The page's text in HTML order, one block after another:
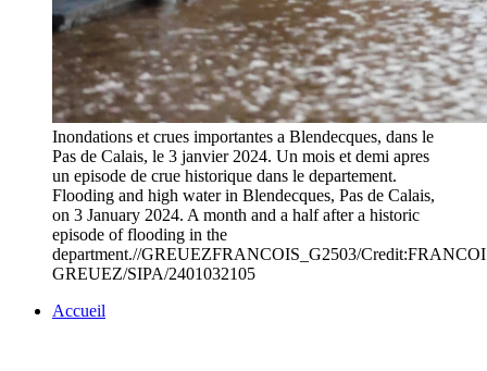
Inondations et crues importantes a Blendecques, dans le
Pas de Calais, le 3 janvier 2024. Un mois et demi apres
un episode de crue historique dans le departement.
Flooding and high water in Blendecques, Pas de Calais,
on 3 January 2024. A month and a half after a historic
episode of flooding in the
department.//GREUEZFRANCOIS_G2503/
GREUEZ/SIPA/2401032105
Accueil